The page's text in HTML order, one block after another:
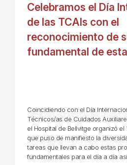
Celebramos el Día
de las TCAIs con el
reconocimiento de
fundamental de
Coincidiendo con el Día
Técnicos/as de Cuidados
el Hospital de Bellvitge organizó el
que puso de manifiesto la
tareas que llevan a cabo estas
fundamentales para el día a día